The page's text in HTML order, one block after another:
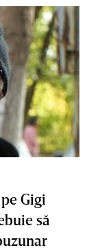
Gigi
să